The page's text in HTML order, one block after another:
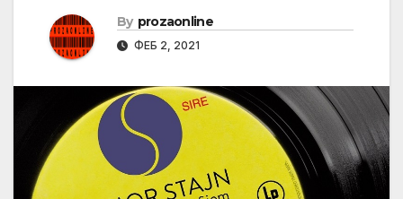
By prozaonline
ФЕБ 2, 2021